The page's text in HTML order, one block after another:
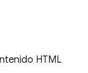
HTML